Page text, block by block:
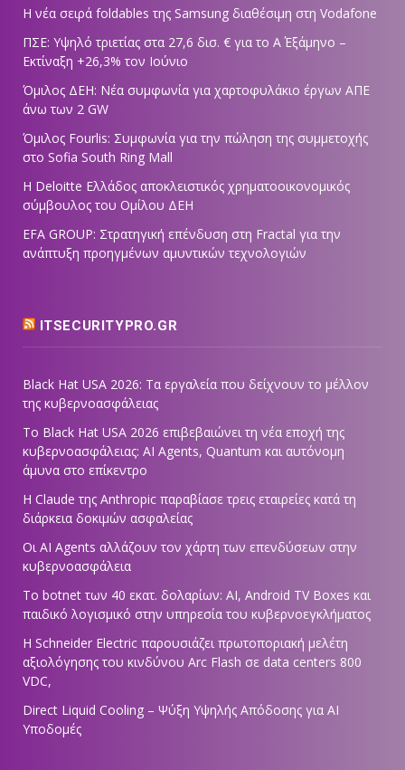
Η νέα σειρά foldables της Samsung διαθέσιμη στη Vodafone
ΠΣΕ: Υψηλό τριετίας στα 27,6 δισ. € για το Α΄ Εξάμηνο –
Εκτίναξη +26,3% τον Ιούνιο
Όμιλος ΔΕΗ: Νέα συμφωνία για χαρτοφυλάκιο έργων ΑΠΕ
άνω των 2 GW
Όμιλος Fourlis: Συμφωνία για την πώληση της συμμετοχής
στο Sofia South Ring Mall
Η Deloitte Ελλάδος αποκλειστικός χρηματοοικονομικός
σύμβουλος του Ομίλου ΔΕΗ
EFA GROUP: Στρατηγική επένδυση στη Fractal για την
ανάπτυξη προηγμένων αμυντικών τεχνολογιών
ITSECURITYPRO.GR
Black Hat USA 2026: Τα εργαλεία που δείχνουν το μέλλον
της κυβερνοασφάλειας
Το Black Hat USA 2026 επιβεβαιώνει τη νέα εποχή της
κυβερνοασφάλειας: AI Agents, Quantum και αυτόνομη
άμυνα στο επίκεντρο
Η Claude της Anthropic παραβίασε τρεις εταιρείες κατά τη
διάρκεια δοκιμών ασφαλείας
Οι AI Agents αλλάζουν τον χάρτη των επενδύσεων στην
κυβερνοασφάλεια
Το botnet των 40 εκατ. δολαρίων: AI, Android TV Boxes και
παιδικό λογισμικό στην υπηρεσία του κυβερνοεγκλήματος
Η Schneider Electric παρουσιάζει πρωτοποριακή μελέτη
αξιολόγησης του κινδύνου Arc Flash σε data centers 800
VDC,
Direct Liquid Cooling – Ψύξη Υψηλής Απόδοσης για AI
Υποδομές